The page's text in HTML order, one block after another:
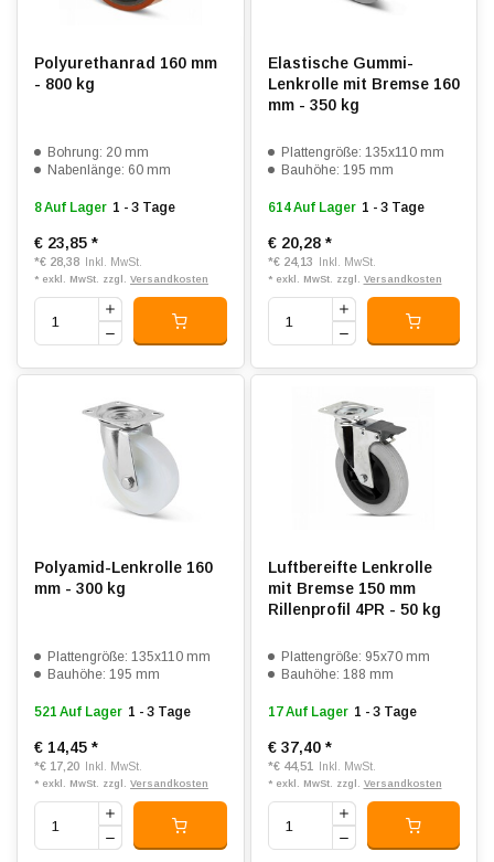
Polyurethanrad 160 mm
- 800 kg
Bohrung: 20 mm
Nabenlänge: 60 mm
8 Auf Lager 1 - 3 Tage
€ 23,85 *
*€ 28,38 Inkl. MwSt.
* exkl. MwSt. zzgl. Versandkosten
Elastische Gummi-
Lenkrolle mit Bremse 160
mm - 350 kg
Plattengröße: 135x110 mm
Bauhöhe: 195 mm
614 Auf Lager 1 - 3 Tage
€ 20,28 *
*€ 24,13 Inkl. MwSt.
* exkl. MwSt. zzgl. Versandkosten
Polyamid-Lenkrolle 160
mm - 300 kg
Plattengröße: 135x110 mm
Bauhöhe: 195 mm
521 Auf Lager 1 - 3 Tage
€ 14,45 *
*€ 17,20 Inkl. MwSt.
* exkl. MwSt. zzgl. Versandkosten
Luftbereifte Lenkrolle
mit Bremse 150 mm
Rillenprofil 4PR - 50 kg
Plattengröße: 95x70 mm
Bauhöhe: 188 mm
17 Auf Lager 1 - 3 Tage
€ 37,40 *
*€ 44,51 Inkl. MwSt.
* exkl. MwSt. zzgl. Versandkosten